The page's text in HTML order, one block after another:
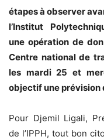
étapes à observer
l’Institut
une opération de
Centre national de
les mardi 25 et
objectif une prévision
Pour Djemil Ligali,
de l’IPPH, tout bon